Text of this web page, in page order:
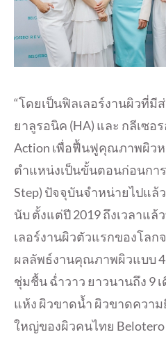
“โดยเป็นฟิลเลอร์งานผิวที่มี
ยาลูรอนิค (HA) และ กลีเซอ
Action เพื่อฟื้นฟูคุณภาพผิว
ตำแหน่งเป็นขั้นตอนก่อนการ
Step) ปัจจุบันจำหน่ายไปแล้
นับ ตั้งแต่ปี 2019 ถึงเวลาแ
เลอร์งานผิวตัวแรกของโลก
ผลลัพธ์งานคุณภาพผิวแบบ 4
ชุ่มชื้น ฉ่ำวาว ยาวนานถึง 9
แห้ง ผิวขาดน้ำ ผิวขาดควา
ใหญ่ของผิวคนไทย Belotero